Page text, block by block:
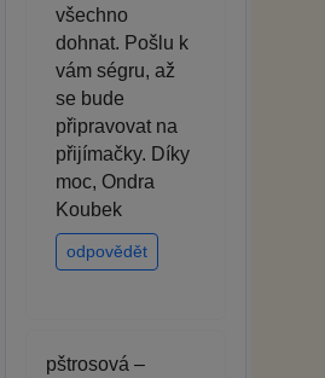
všechno
dohnat. Pošlu k
vám ségru, až
se bude
připravovat na
přijímačky. Díky
moc, Ondra
Koubek
odpovědět
pštrosová –